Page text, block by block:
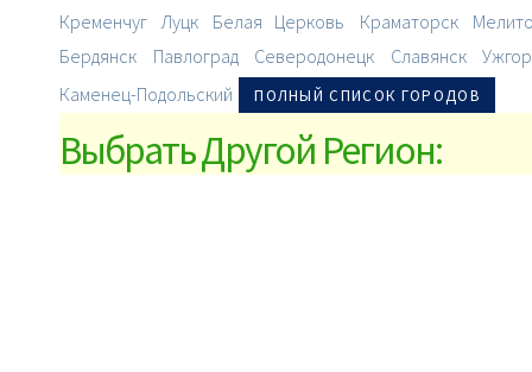
Кременчуг
Луцк Белая Церковь Краматорск
Бердянск
Павлоград Северодонецк Славянск
Каменец-Подольский
ПОЛНЫЙ СПИСОК ГОРОДОВ
Выбрать Другой Регион: